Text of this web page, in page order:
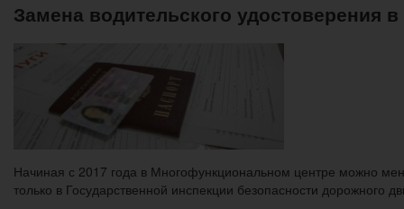
Замена водительского удостоверения
Начиная с 2017 года в Многофункциональном центре можно
только в Государственной инспекции безопасности дорожного